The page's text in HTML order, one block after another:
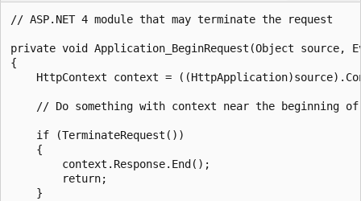
// ASP.NET 4 module that may terminate the request
private void Application_BeginRequest(Object source,
{
HttpContext context =
// Do something with context near the beginning
    if (TerminateRequest())
    {
        context.Response.End();
        return;
    }